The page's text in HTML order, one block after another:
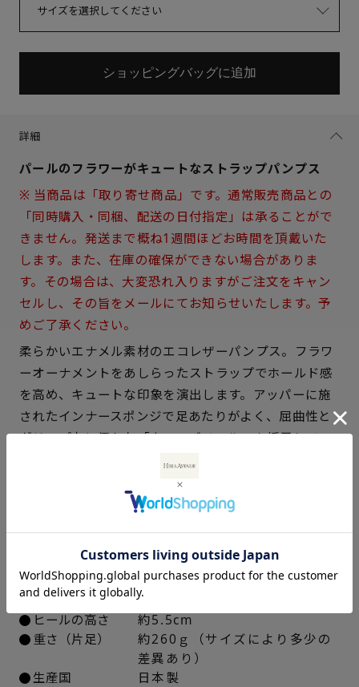
サイズを選択してください
サイズを選択してください
21.5cm × 在庫なし
22cm ○ 概ね１週間後に発送
× 在庫なし
× 在庫なし
24cm × 在庫なし
24.5cm × 在庫なし
25cm ○ 概ね１週間後に発送
ショッピングバッグに追加
詳細
パールのフラワーがキュートなストラップパンプス
※ 当商品は「取り寄せ商品」です。通常販売商品との
「同時購入・同梱、配送の日付指定」は承ることがで
きません。発送まで概ね1週間ほどお時間を頂戴いた
します。また、在庫の確保ができない場合がありま
す。その場合は、大変恐れ入りますがご注文をキャン
セルし、その旨をメールにてお知らせいたします。予
めご了承ください。
柔らかいエナメル素材のエコレザーパンプス。フラワ
ーオーナメントをあしらったストラップでホールド感
を高め、キュートな印象を演出します。アッパーに施
されたインナースポンジで足あたりがよく、屈曲性と
グリップ力に優れた「ウェーブソール」を採用してい
ベージュ：合成皮革
中敷き
合成皮革
ソール素材
ポリウレタン
ヒールの高さ
約5.5cm
重さ（片足）
約260ｇ（サイズにより多少の
差異あり）
生産国
日本製